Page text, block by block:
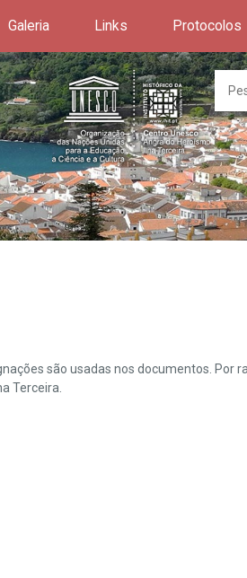
Galeria Links Protocolos
são usadas nos documentos. Por
Terceira.